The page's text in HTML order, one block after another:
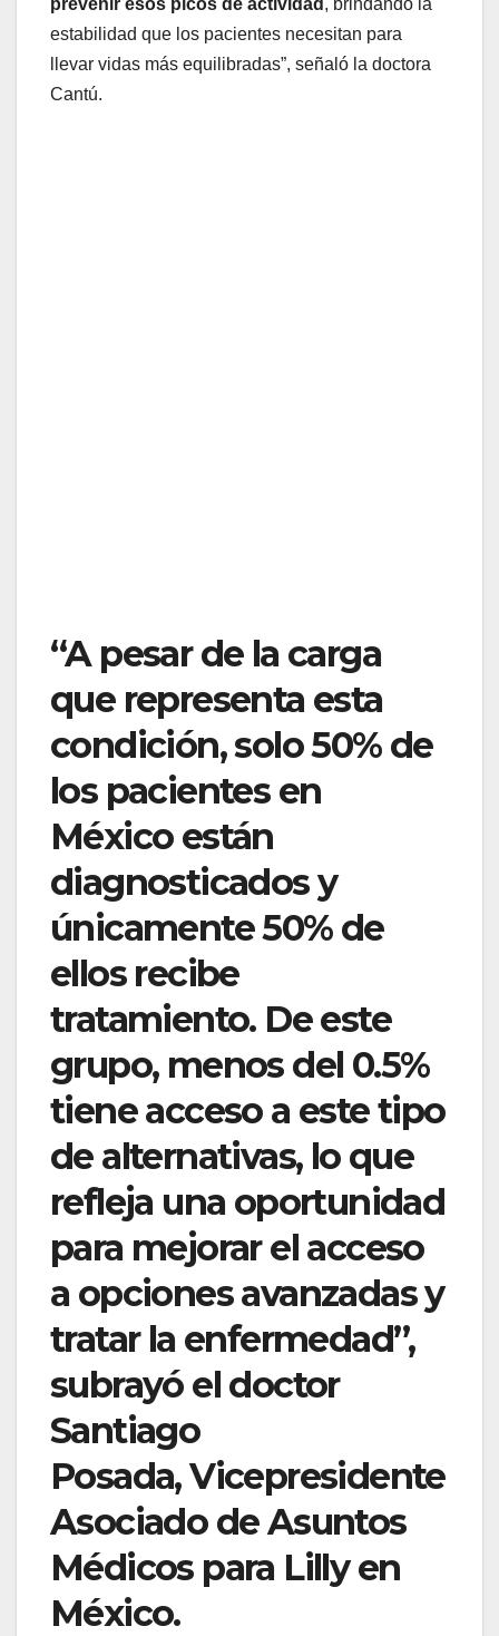
estabilidad que los pacientes necesitan para
llevar vidas más equilibradas”, señaló la doctora
Cantú.
“A pesar de la carga
que representa esta
condición, solo 50% de
los pacientes en
México están
diagnosticados y
únicamente 50% de
ellos recibe
tratamiento. De este
grupo, menos del 0.5%
tiene acceso a este tipo
de alternativas, lo que
refleja una oportunidad
para mejorar el acceso
a opciones avanzadas y
tratar la enfermedad”,
subrayó el doctor
Santiago
Posada, Vicepresidente
Asociado de Asuntos
Médicos para Lilly en
México.